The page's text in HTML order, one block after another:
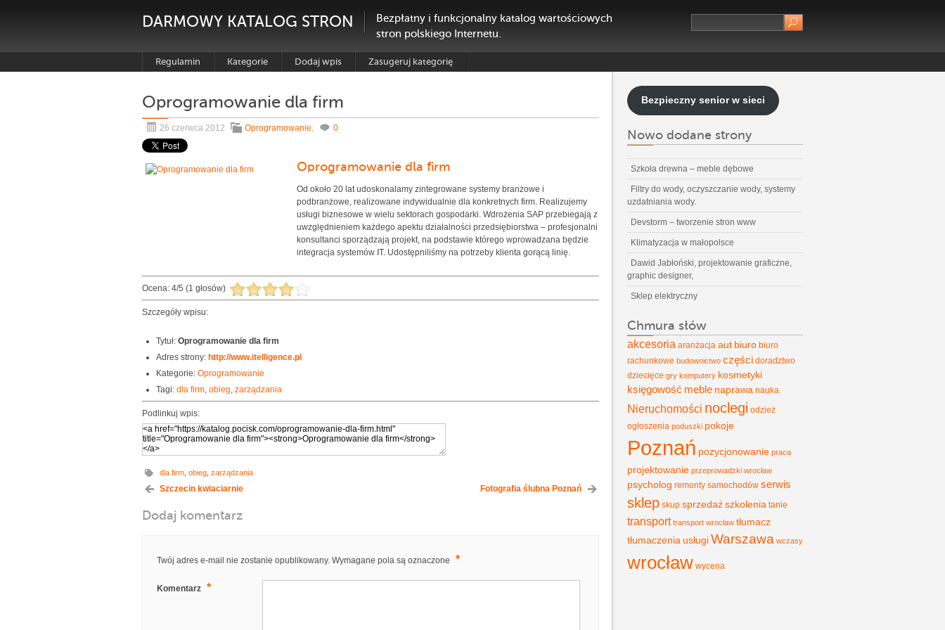
DARMOWY KATALOG STRON
Bezpłatny i funkcjonalny katalog wartościowych
stron polskiego Internetu.
Regulamin Kategorie Dodaj wpis Zasugeruj kategorię
Oprogramowanie dla firm
26 czerwca 2012 Oprogramowanie, 0
Oprogramowanie dla firm
Od około 20 lat udoskonalamy zintegrowane systemy branżowe i
podbranżowe, realizowane indywidualnie dla konkretnych firm. Realizujemy
usługi biznesowe w wielu sektorach gospodarki. Wdrożenia SAP przebiegają z
uwzględnieniem każdego apektu działalności przedsiębiorstwa – profesjonalni
konsultanci sporządzają projekt, na podstawie którego wprowadzana będzie
integracja systemów IT. Udostępniliśmy na potrzeby klienta gorącą linię.
Ocena: 4/5 (1 głosów)
Szczegóły wpisu:
Tytuł: Oprogramowanie dla firm
Adres strony: http://www.itelligence.pl
Kategorie: Oprogramowanie
Tagi: dla firm, obieg, zarządzania
Podlinkuj wpis:
dla firm obieg zarządzania
Szczecin kwiaciarnie Fotografia ślubna Poznań
Dodaj komentarz
Twój adres e-mail nie zostanie opublikowany. Wymagane pola są oznaczone *
Komentarz *
Bezpieczny senior w sieci
Nowo dodane strony
Szkoła drewna – meble dębowe
Filtry do wody, oczyszczanie wody, systemy
uzdatniania wody.
Devstorm – tworzenie stron www
Klimatyzacja w małopolsce
Dawid Jabłoński, projektowanie graficzne,
graphic designer,
Sklep elektryczny
Chmura słów
akcesoria aranżacja aut biuro biuro
rachunkowe budownictwo części doradztwo
dziecięce gry komputery kosmetyki
księgowość meble naprawa nauka
Nieruchomości noclegi odzież
ogłoszenia poduszki pokoje
Poznań pozycjonowanie praca
projektowanie przeprowadzki wrocław
psycholog remonty samochodów serwis
sklep skup sprzedaższkolenia tanie
transport transport wrocław tłumacz
tłumaczenia usługiWarszawa wczasy
wrocław wycena